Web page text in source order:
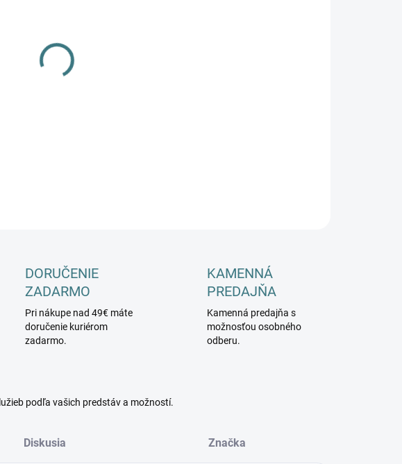
DETAILNÉ INFORMÁCIE
DORUČENIE
ZADARMO
Pri nákupe nad 49€ máte
doručenie kuriérom
zadarmo.
KAMENNÁ
PREDAJŇA
Kamenná predajňa s
možnosťou osobného
odberu.
podľa vašich predstáv a možností.
Diskusia Značka